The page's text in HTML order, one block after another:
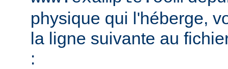
physique qui l'héberge,
la ligne suivante au
: